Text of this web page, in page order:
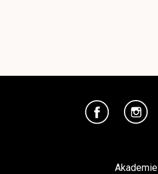
Akademie